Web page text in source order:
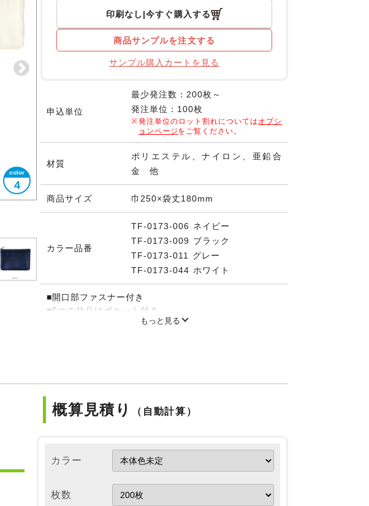
4
印刷なし 今すぐ購入する
商品サンプルを注文する
サンプル購入カートを見る
申込単位
最少発注数：200枚～
発注単位：100枚
発注単位のロット割れについては オプシ
ョンページをご覧ください。
材質
ポリエステル、ナイロン、亜鉛合
金 他
商品サイズ 巾250×袋丈180mm
カラー品番
TF-0173-006 ネイビー
TF-0173-009 ブラック
TF-0173-011 グレー
TF-0173-044 ホワイト
■開口部ファスナー付き
■5つの仕分けポケット付き
もっと見る
概算見積り （自動計算）
カラー
枚数